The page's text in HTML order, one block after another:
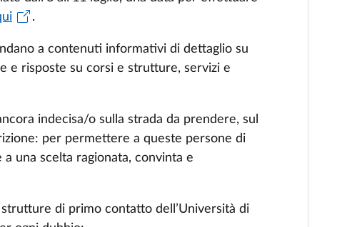
.
a contenuti informativi di dettaglio su
e risposte su corsi e strutture, servizi e
indecisa/o sulla strada da prendere, sul
per permettere a queste persone di
una scelta ragionata, convinta e
di primo contatto dell’Università di